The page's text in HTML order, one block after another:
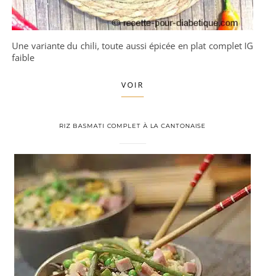
Une variante du chili, toute aussi épicée en plat complet IG
faible
VOIR
RIZ BASMATI COMPLET À LA CANTONAISE